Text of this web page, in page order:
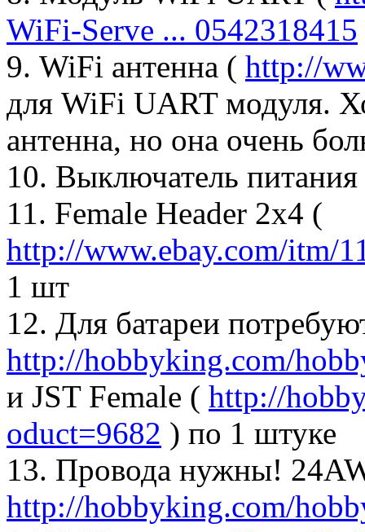
WiFi-Serve ... 0542318415
9. WiFi антенна ( http://
для WiFi UART модуля.
антенна, но она очень
10. Выключатель
11. Female Header 2x4 (
http://www.ebay.com/itm/
1 шт
12. Для батареи
http://hobbyking.com/
и JST Female ( http://
oduct=9682 ) по 1 штуке
13. Провода нужны!
http://hobbyking.com/